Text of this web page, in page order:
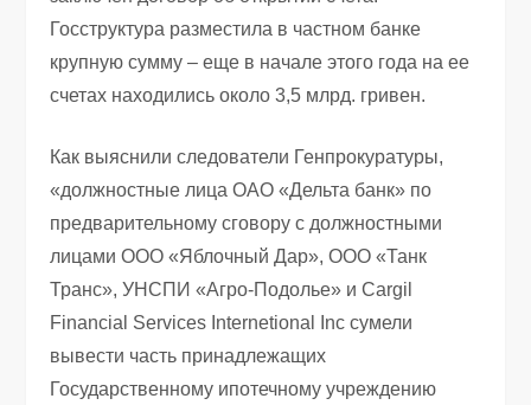
Госструктура разместила в частном банке
крупную сумму – еще в начале этого года на ее
счетах находились около 3,5 млрд. гривен.
Как выяснили следователи Генпрокуратуры,
«должностные лица ОАО «Дельта банк» по
предварительному сговору с должностными
лицами ООО «Яблочный Дар», ООО «Танк
Транс», УНСПИ «Агро-Подолье» и Cargil
Financial Services Internetional Inc сумели
вывести часть принадлежащих
Государственному ипотечному учреждению